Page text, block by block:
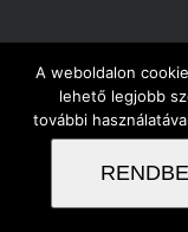
A weboldalon
lehető legjobb
további